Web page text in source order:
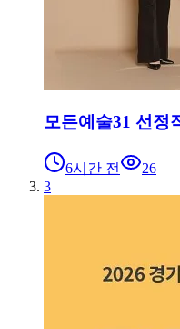
모든예술31 선정
6시간 전
26
3